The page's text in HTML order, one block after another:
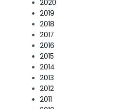
2020
2019
2018
2017
2016
2015
2014
2013
2012
2011